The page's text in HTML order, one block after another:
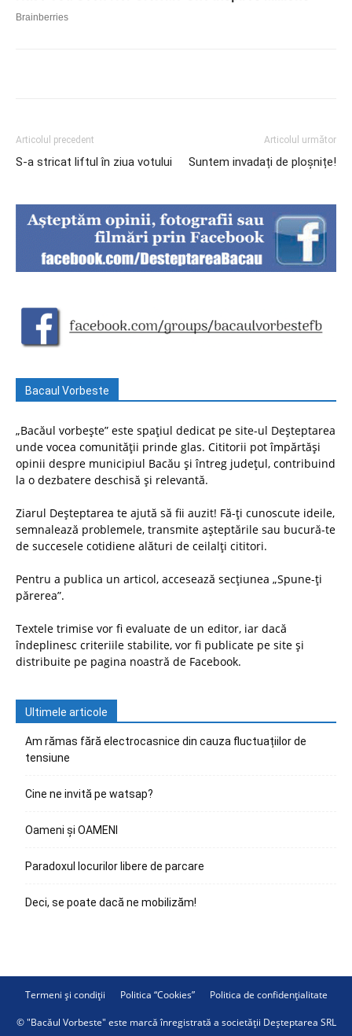
Articolul precedent
S-a stricat liftul în ziua votului
Articolul următor
Suntem invadați de ploșnițe!
Bacaul Vorbeste
„Bacăul vorbește” este spațiul dedicat pe site-ul Deșteptarea
unde vocea comunității prinde glas. Cititorii pot împărtăși
opinii despre municipiul Bacău și întreg județul, contribuind
la o dezbatere deschisă și relevantă.
Ziarul Deșteptarea te ajută să fii auzit! Fă-ți cunoscute ideile,
semnalează problemele, transmite așteptările sau bucură-te
de succesele cotidiene alături de ceilalți cititori.
Pentru a publica un articol, accesează secțiunea „Spune-ți
părerea”.
Textele trimise vor fi evaluate de un editor, iar dacă
îndeplinesc criteriile stabilite, vor fi publicate pe site și
distribuite pe pagina noastră de Facebook.
Ultimele articole
Am rămas fără electrocasnice din cauza fluctuațiilor de
tensiune
Cine ne invită pe watsap?
Oameni și OAMENI
Paradoxul locurilor libere de parcare
Deci, se poate dacă ne mobilizăm!
Termeni și condiții Politica “Cookies” Politica de confidențialitate
© "Bacăul Vorbeste" este marcă înregistrată a societății Deșteptarea SRL